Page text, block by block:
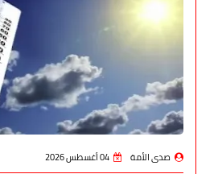
صدى الأمة 04 أغسطس 2026